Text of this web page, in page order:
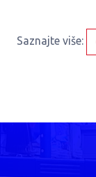
Saznajte više: